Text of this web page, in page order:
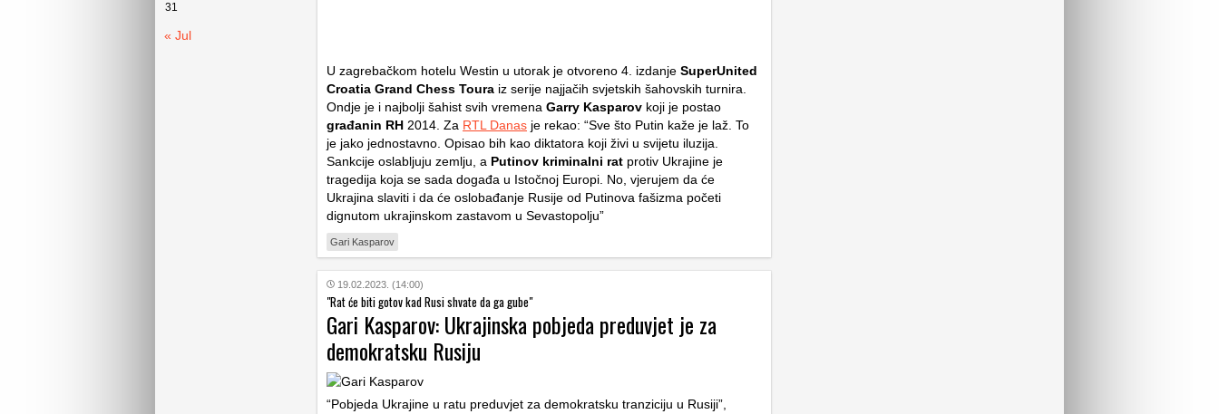
31
« Jul
U zagrebačkom hotelu Westin u utorak je otvoreno 4. izdanje SuperUnited
Croatia Grand Chess Toura iz serije najjačih svjetskih šahovskih turnira.
Ondje je i najbolji šahist svih vremena Garry Kasparov koji je postao
građanin RH 2014. Za RTL Danas je rekao: “Sve što Putin kaže je laž. To
je jako jednostavno. Opisao bih kao diktatora koji živi u svijetu iluzija.
Sankcije oslabljuju zemlju, a Putinov kriminalni rat protiv Ukrajine je
tragedija koja se sada događa u Istočnoj Europi. No, vjerujem da će
Ukrajina slaviti i da će oslobađanje Rusije od Putinova fašizma početi
dignutom ukrajinskom zastavom u Sevastopolju”
Gari Kasparov
19.02.2023. (14:00)
"Rat će biti gotov kad Rusi shvate da ga gube"
Gari Kasparov: Ukrajinska pobjeda preduvjet je za
demokratsku Rusiju
“Pobjeda Ukrajine u ratu preduvjet za demokratsku tranziciju u Rusiji”,